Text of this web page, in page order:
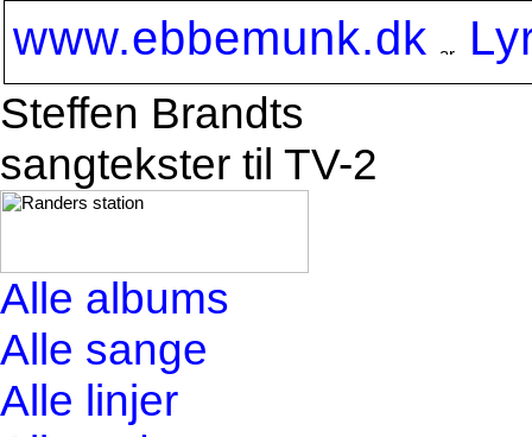
www.ebbemunk.dk
Steffen Brandts
sangtekster til TV-2
Alle albums
Alle sange
Alle linjer